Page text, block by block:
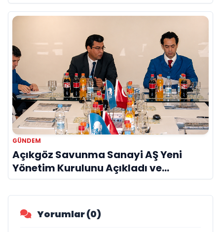
GÜNDEM
Açıkgöz Savunma Sanayi AŞ Yeni
Yönetim Kurulunu Açıkladı ve
Savunma Sanayinde Küresel Vizyon
Vurgusu
Yorumlar (0)